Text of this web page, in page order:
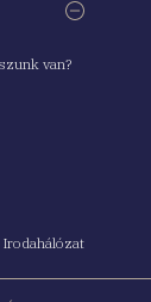
van?
Irodahálózat